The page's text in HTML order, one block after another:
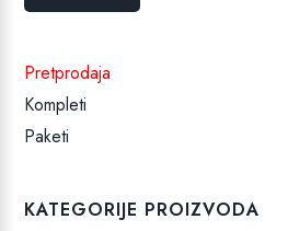
Pretprodaja
Kompleti
Paketi
KATEGORIJE PROIZVODA